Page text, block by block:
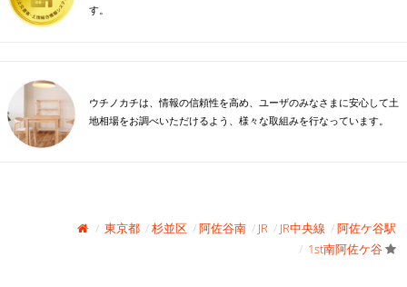
す。
ウチノカチは、情報の信頼性を高め、ユーザのみなさまに安心して土
地相場をお調べいただけるよう、様々な取組みを行なっています。
東京都 杉並区 阿佐谷南 JR JR中央線
阿佐ケ谷駅
1st南阿佐ケ谷